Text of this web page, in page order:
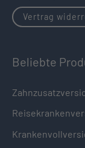
Vertrag
Beliebte